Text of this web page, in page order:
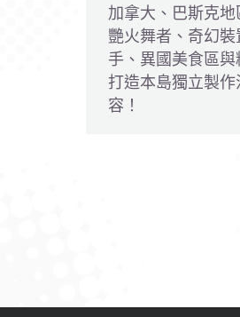
加拿大、巴斯克
艷火舞者、奇幻
手、異國美食區與
打造本島獨立製
容！